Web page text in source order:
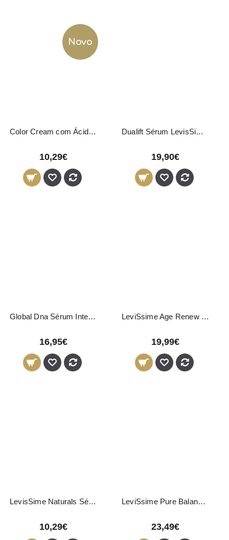
Novo
Color Cream com Ácido Hialurónico LevisSime 50ml
10,29€
Dualift Sérum LevisSime 40ml
19,90€
Global Dna Sérum Intensivo 100ml
16,95€
LeviSsime Age Renew Concentrate Q 30ml
19,99€
LevisSime Naturals Sérum Facial 50ml
10,29€
LeviSsime Pure Balance Concentrate Q 30ml
23,49€